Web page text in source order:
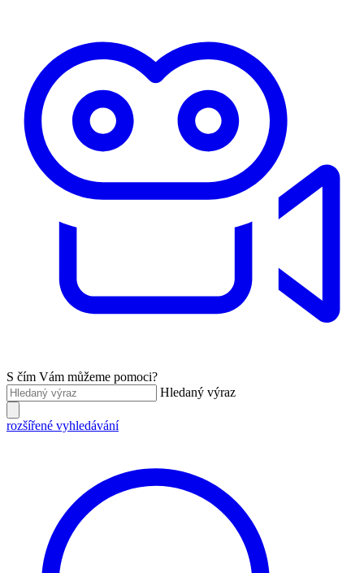
S čím Vám můžeme pomoci?
Hledaný výraz
rozšířené vyhledávání